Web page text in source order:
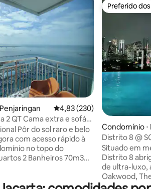
4,83 de uma avaliação
4,83 (230)
2 QT Cama extra e sofá-
rápida
e belo
com acesso rápido à
2 Banheiros 70m3
Preferido
Preferido
Condomínio ⋅
bayoran Baru
Distrito 8 @
Conectado a
Situado em
Distrito 8
de ultra-luxo,
Oakwood,
de prestígio